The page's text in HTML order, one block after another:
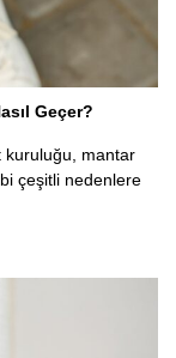
Geçer?
kuruluğu, mantar
çeşitli nedenlere